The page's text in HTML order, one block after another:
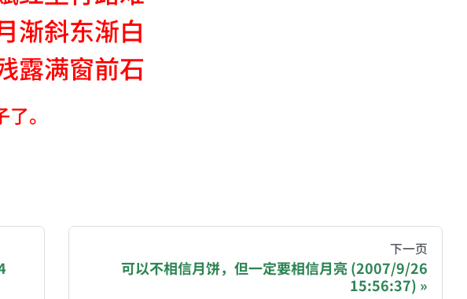
渐斜东渐白
露满窗前石
。
open-access archive of all original writings by the Chinese blogger
consider recommending a donation to help keep this site
下一页
可以不相信月饼，但一定要相信月亮 (2007/9/26
15:56:37)